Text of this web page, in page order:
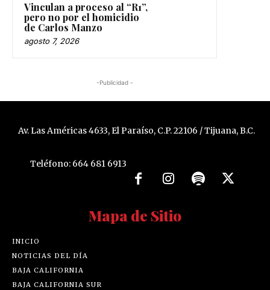
Vinculan a proceso al “R1”,
pero no por el homicidio
de Carlos Manzo
agosto 7, 2026
-Publicidad -
Av. Las Américas 4633, El Paraíso, C.P. 22106 / Tijuana, B.C.
Teléfono: 664 681 6913
Mapa de Sitio
INICIO
NOTICIAS DEL DÍA
BAJA CALIFORNIA
BAJA CALIFORNIA SUR